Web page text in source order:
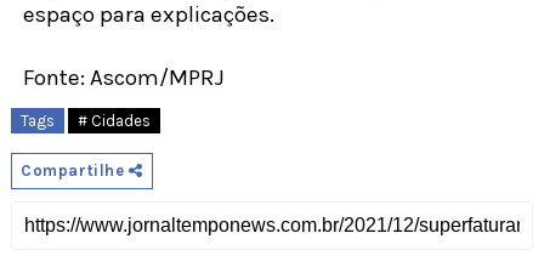
espaço para explicações.
Fonte: Ascom/MPRJ
Tags # Cidades
Compartilhe